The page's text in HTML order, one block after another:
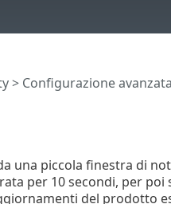
> Configurazione avanzata
una piccola finestra di
per 10 secondi, per poi
del prodotto